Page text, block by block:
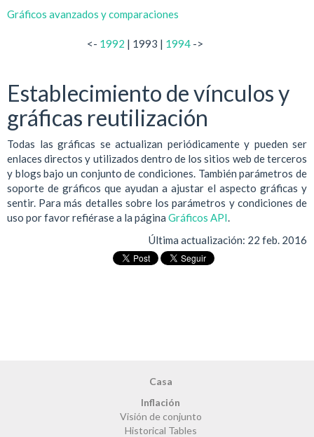
Gráficos avanzados y comparaciones
<- 1992 | 1993 | 1994 ->
Establecimiento de vínculos y
gráficas reutilización
Todas las gráficas se actualizan periódicamente y pueden ser
enlaces directos y utilizados dentro de los sitios web de terceros
y blogs bajo un conjunto de condiciones. También parámetros de
soporte de gráficos que ayudan a ajustar el aspecto gráficas y
sentir. Para más detalles sobre los parámetros y condiciones de
uso por favor refiérase a la página Gráficos API.
Última actualización: 22 feb. 2016
Casa
Inflación
Visión de conjunto
Historical Tables